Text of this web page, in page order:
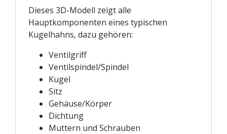
Dieses 3D-Modell zeigt alle
Hauptkomponenten eines typischen
Kugelhahns, dazu gehören:
Ventilgriff
Ventilspindel/Spindel
Kugel
Sitz
Gehäuse/Körper
Dichtung
Muttern und Schrauben